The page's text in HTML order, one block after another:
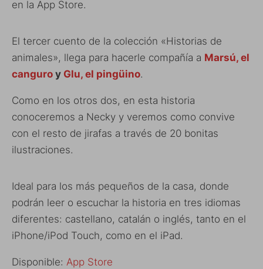
en la App Store.
El tercer cuento de la colección «Historias de
animales», llega para hacerle compañía a Marsú, el
canguro y Glu, el pingüino.
Como en los otros dos, en esta historia
conoceremos a Necky y veremos como convive
con el resto de jirafas a través de 20 bonitas
ilustraciones.
Ideal para los más pequeños de la casa, donde
podrán leer o escuchar la historia en tres idiomas
diferentes: castellano, catalán o inglés, tanto en el
iPhone/iPod Touch, como en el iPad.
Disponible: App Store